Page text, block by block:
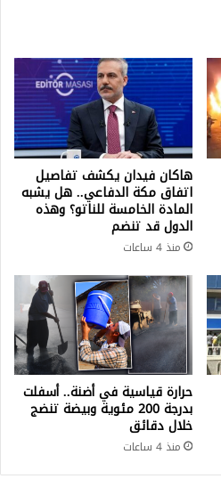
هاكان فيدان يكشف تفاصيل
اتفاق مكة الدفاعي.. هل يشبه
المادة الخامسة للناتو؟ وهذه
الدول قد تنضم
منذ 4 ساعات
حرارة قياسية في أضنة.. أسفلت
بدرجة 200 مئوية وبيضة تنضج
خلال دقائق
منذ 4 ساعات